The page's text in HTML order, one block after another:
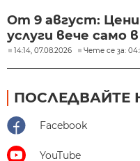
От 9 август:
услуги вече само
14:14, 07.08.2026 Чете се за:
ПОСЛЕДВАЙТЕ
Facebook
YouTube